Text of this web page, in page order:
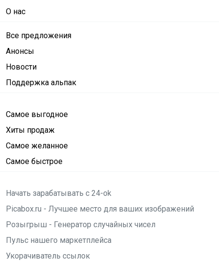
О нас
Все предложения
Анонсы
Новости
Поддержка альпак
Самое выгодное
Хиты продаж
Самое желанное
Самое быстрое
Начать зарабатывать с 24-ok
Picabox.ru - Лучшее место для ваших изображений
Розыгрыш - Генератор случайных чисел
Пульс нашего маркетплейса
Укорачиватель ссылок